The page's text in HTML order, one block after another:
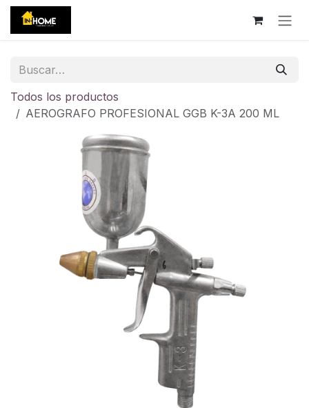
Ir al contenido
Todos los productos
AEROGRAFO PROFESIONAL GGB K-3A 200 ML